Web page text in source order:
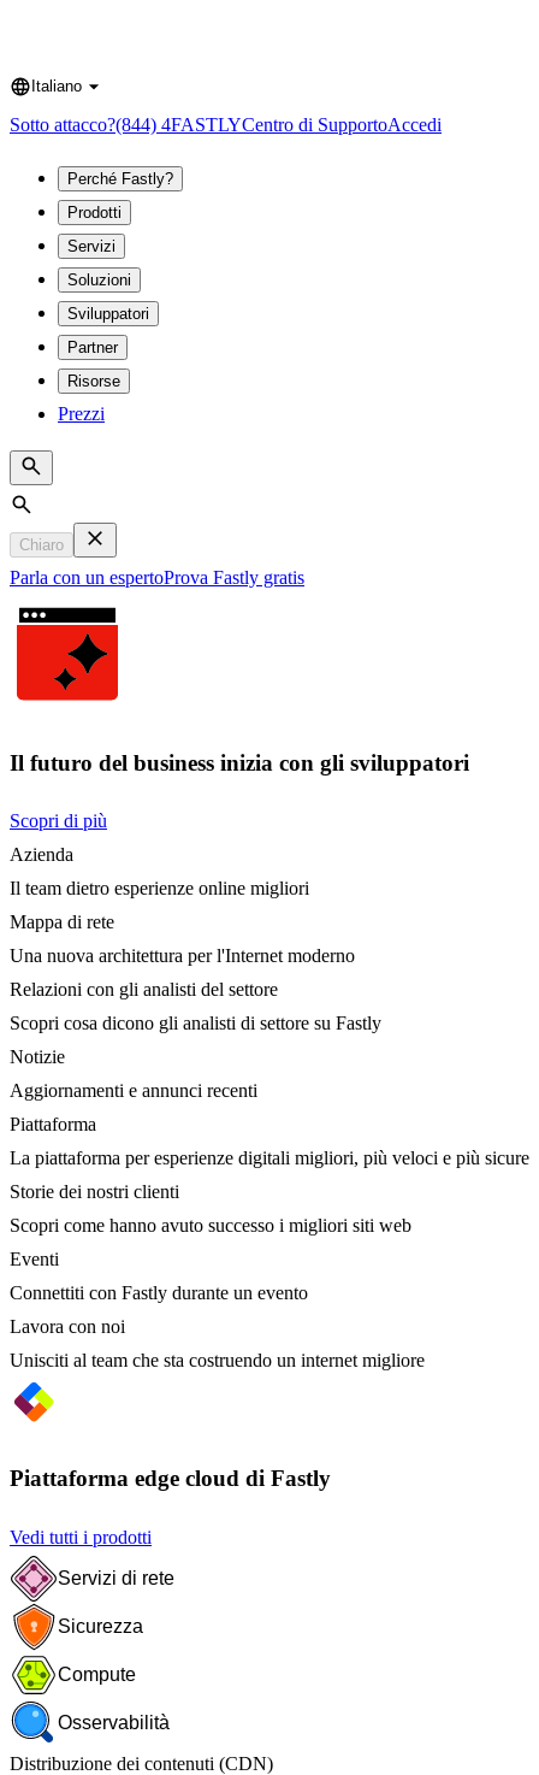
Language
Italiano
Sotto attacco?(844) 4FASTLYCentro di SupportoAccedi
Perché Fastly?
Prodotti
Servizi
Soluzioni
Sviluppatori
Partner
Risorse
Prezzi
Search
Chiaro
Parla con un espertoProva Fastly gratis
Il futuro del business inizia con gli sviluppatori
Scopri di più
Azienda
Il team dietro esperienze online migliori
Mappa di rete
Una nuova architettura per l'Internet moderno
Relazioni con gli analisti del settore
Scopri cosa dicono gli analisti di settore su Fastly
Notizie
Aggiornamenti e annunci recenti
Piattaforma
La piattaforma per esperienze digitali migliori, più veloci e più sicure
Storie dei nostri clienti
Scopri come hanno avuto successo i migliori siti web
Eventi
Connettiti con Fastly durante un evento
Lavora con noi
Unisciti al team che sta costruendo un internet migliore
Piattaforma edge cloud di Fastly
Vedi tutti i prodotti
Servizi di rete
Sicurezza
Compute
Osservabilità
Distribuzione dei contenuti (CDN)